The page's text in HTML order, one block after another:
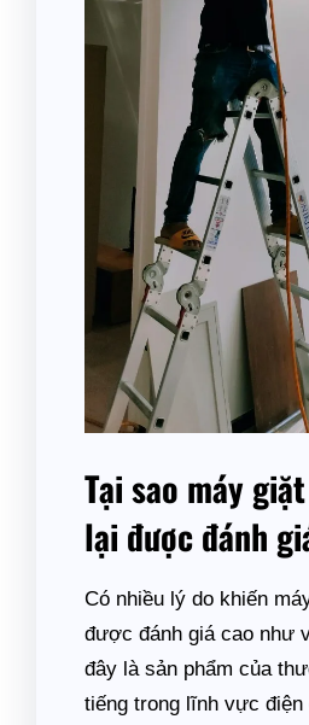
Tại sao máy
lại được đánh
Có nhiều lý do khiến
được đánh giá cao như
đây là sản phẩm của
tiếng trong lĩnh vực điện